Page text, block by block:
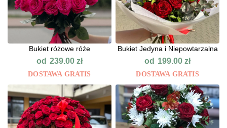
Bukiet różowe róże
od 239.00 zł
DOSTAWA GRATIS
Bukiet Jedyna i Niepowtarzalna
od 199.00zł
DOSTAWA GRATIS